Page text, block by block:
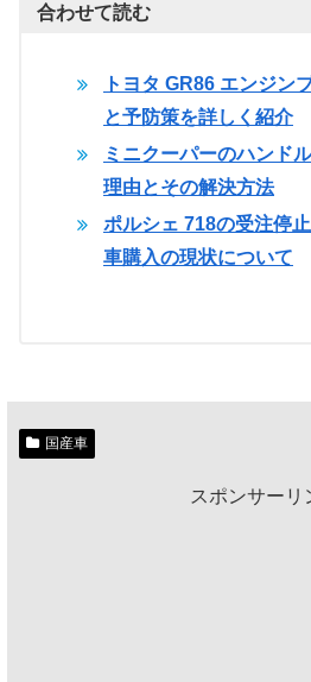
合わせて読む
トヨタ GR86 エンジン
と予防策を詳しく紹介
ミニクーパーのハンド
理由とその解決方法
ポルシェ 718の受注停
車購入の現状について
国産車
スポンサーリ